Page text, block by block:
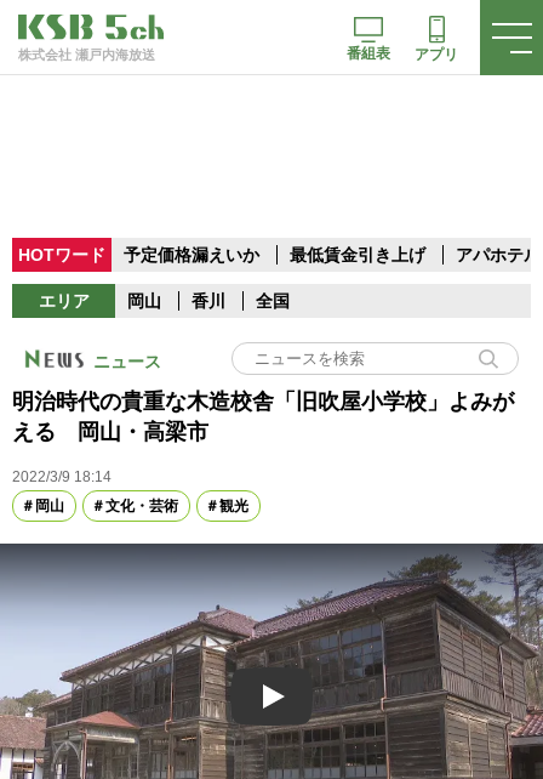
株式会社 瀬戸内海放送 番組表 アプリ
HOTワード 予定価格漏えいか 最低賃金引き上げ アパホテル
エリア 岡山 香川 全国
ニュース
明治時代の貴重な木造校舎「旧吹屋小学校」よみが
える 岡山・高梁市
2022/3/9 18:14
岡山
文化・芸術 観光
Play